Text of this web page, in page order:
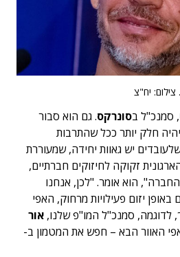
יח"צ
, סמנכ"ל בסונרקס. גם הוא סבור
חלק יותר ככל שהתרבות
יש גאוות יחידה, שמעוררת
זקוקה לחיזוקים חברתיים,
הוא אומר. "לכן, אנחנו
יזום פעילויות מרחוק, האפי
לדוגמה, סמנכ"ל המו"פ שלנו, אור
האוור הבא – חפש את המטמון ב-